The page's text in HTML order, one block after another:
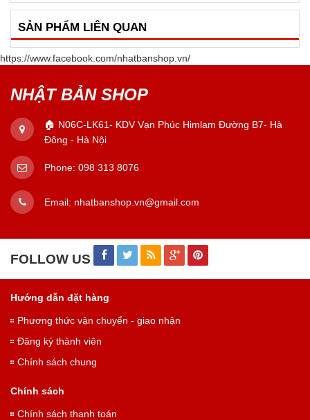
SẢN PHẨM LIÊN QUAN
https://www.facebook.com/nhatbanshop.vn/
NHẬT BẢN SHOP
🏠 N06C-LK61- KDV Vạn Phúc Himlam Đường B7- Hà
Đông - Hà Nội
Phone: 098 313 8076
Email: nhatbanshop.vn@gmail.com
FOLLOW US
Hướng dẫn đặt hàng
Phương thức vận chuyển - giao nhận
Đăng ký thành viên
Chính sách chung
Chính sách
Chính sách thanh toán